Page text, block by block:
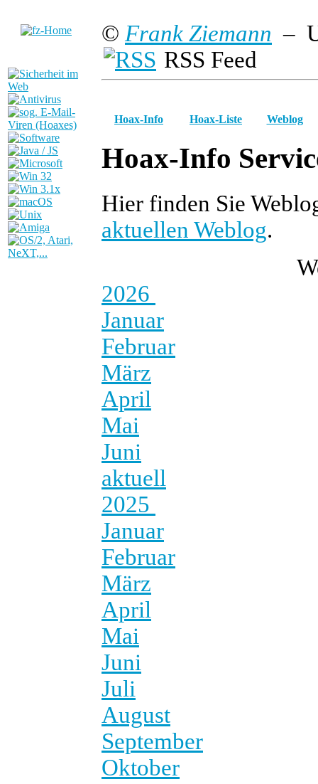
© Frank Ziemann –
RSS Feed
Hoax-Info Hoax-Liste Weblog
Hoax-Info
Hier finden Sie
aktuellen Weblog.
2026
Januar
Februar
März
April
Mai
Juni
aktuell
2025
Januar
Februar
März
April
Mai
Juni
Juli
August
September
Oktober